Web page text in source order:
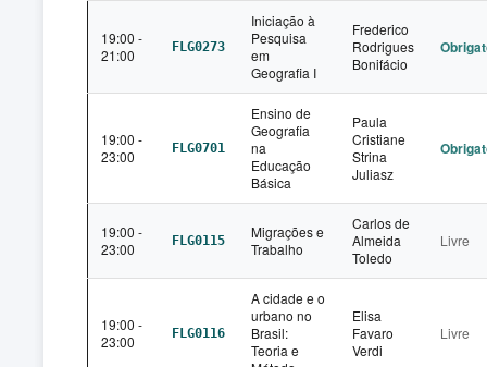
19:00 -
21:00
FLG0273
Iniciação à
Pesquisa
em
Geografia I
Frederico
Rodrigues
Bonifácio
19:00 -
23:00
FLG0701
Ensino de
Geografia
na
Educação
Básica
Paula
Cristiane
Strina
Juliasz
19:00 -
23:00
FLG0115
Migrações e
Trabalho
Carlos de
Almeida
Toledo
Livre
19:00 -
23:00
FLG0116
A cidade e o
urbano no
Brasil:
Teoria e
Elisa
Favaro
Verdi
Livre